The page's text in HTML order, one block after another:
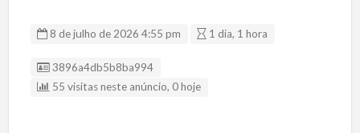
8 de julho de 2026 4:55 pm 1 dia, 1 hora
Listing ID
3896a4db5b8ba994
55 visitas neste anúncio, 0 hoje